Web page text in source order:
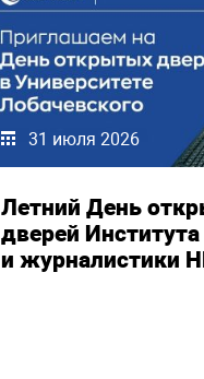
31 июля 2026
Летний День
дверей
и журналистики